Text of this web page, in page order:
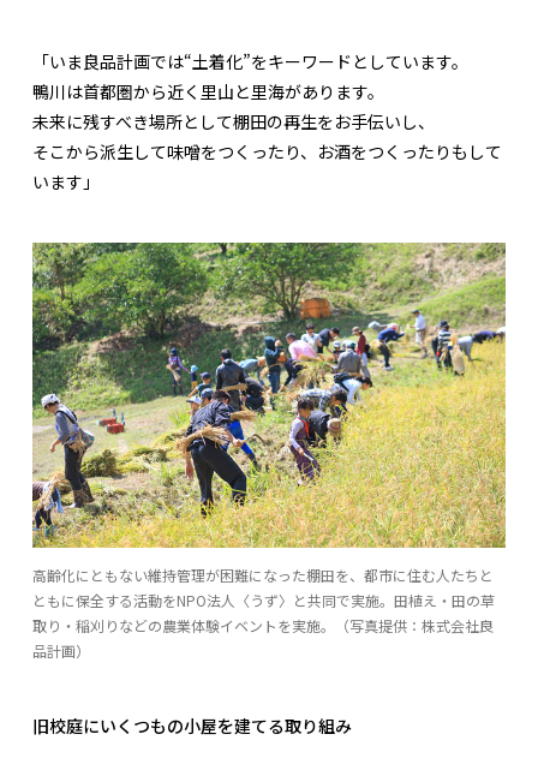
「いま良品計画では“土着化”をキーワードとしています。
鴨川は首都圏から近く里山と里海があります。
未来に残すべき場所として棚田の再生をお手伝いし、
そこから派生して味噌をつくったり、お酒をつくったりもして
います」
高齢化にともない維持管理が困難になった棚田を、都市に住む人たちと
ともに保全する活動をNPO法人〈うず〉と共同で実施。田植え・田の草
取り・稲刈りなどの農業体験イベントを実施。（写真提供：株式会社良
品計画）
旧校庭にいくつもの小屋を建てる取り組み